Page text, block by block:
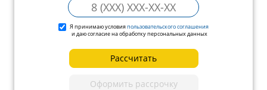
Я принимаю условияпользовательского соглашения
и даю согласие на обработку персональных данных
Рассчитать
Оформить рассрочку